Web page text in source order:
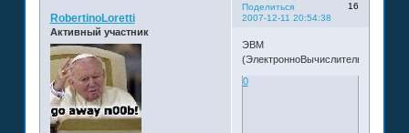
Поделиться
16
2007-12-11 20:54:38
RobertinoLoretti
Активный участник
ЭВМ
0